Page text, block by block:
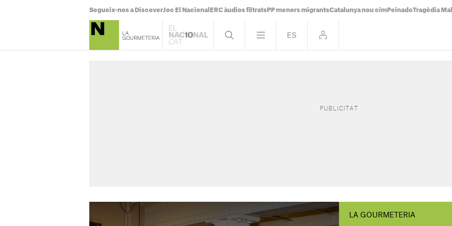
Segueix-nos a DiscoverJoc El Nacional ERC àudios filtrats PP menors migrantsCatalunya nou cim PeinadoTragèdia
LA GOURMETERIA